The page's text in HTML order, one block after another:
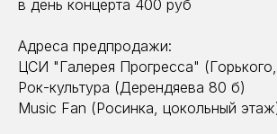
в день концерта 400 руб
Адреса предпродажи:
ЦСИ "Галерея Прогресса"
Рок-культура (Дерендяева 80 б)
Music Fan (Росинка, цокольный